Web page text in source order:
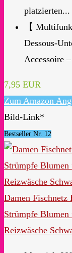
platzierten...
【
Dessous-
Accessoire
7,95 EUR
Zum Amazon
Bild-Link*
Bestseller Nr. 12
Damen Fischnetz
Strümpfe Blumen
Reizwäsche